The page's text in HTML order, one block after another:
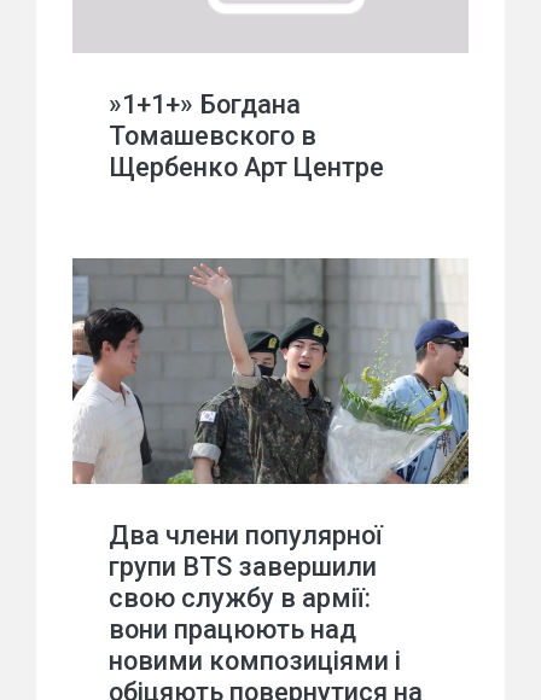
»1+1+» Богдана
Томашевского в
Щербенко Арт Центре
Два члени популярної
групи BTS завершили
свою службу в армії:
вони працюють над
новими композиціями і
обіцяють повернутися на